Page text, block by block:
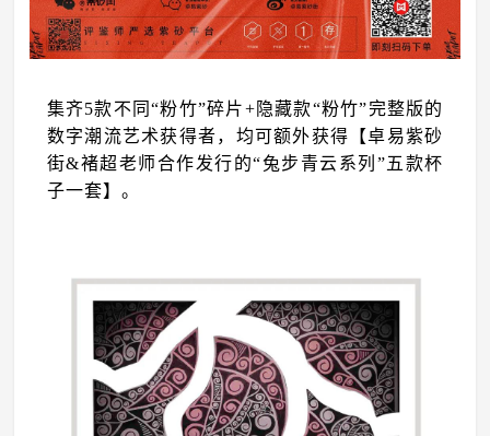
集齐5款不同“粉竹”碎片+隐藏款“粉竹”完整版的
数字潮流艺术获得者，均可额外获得【卓易紫砂
街&褚超老师合作发行的“兔步青云系列”五款杯
子一套】。